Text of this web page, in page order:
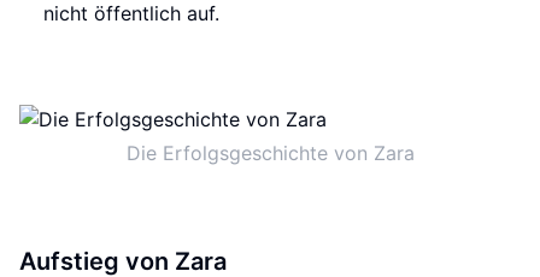
nicht öffentlich auf.
Die Erfolgsgeschichte von Zara
Aufstieg von Zara